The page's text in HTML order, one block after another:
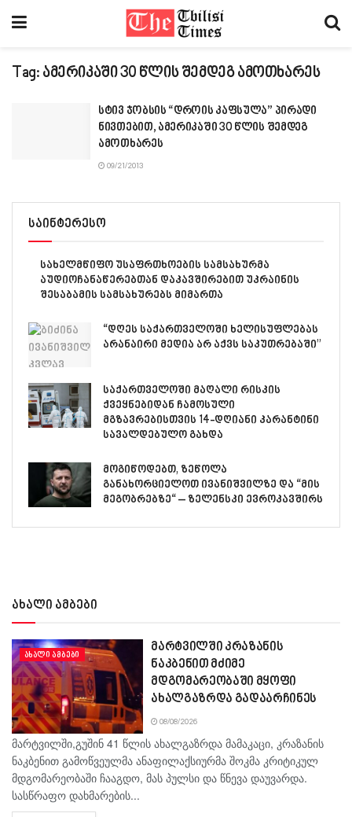
Tag: ამერიკაში 30 წლის შემდეგ ამოთხარეს
სტივ ჯობსის “დროის კაფსულა” პირადი
ნივთებით, ამერიკაში 30 წლის შემდეგ
ამოთხარეს
09/21/2013
საინტერესო
სახელმწიფო უსაფრთხოების სამსახურმა
აუდიოჩანაწერებთან დაკავშირებით უკრაინის
შესაბამის სამსახურებს მიმართა
“დღეს საქართველოში ხელისუფლებას
არანაირი მედია არ აქვს საკუთრებაში”
საქართველოში მაღალი რისკის
ქვეყნებიდან ჩამოსული
მგზავრებისთვის 14-დღიანი კარანტინი
სავალდებულო გახდა
მოგიწოდებთ, ზეწოლა
განახორციელოთ ივანიშვილზე და “მის
მეგობრებზე“ – ზელენსკი ევროკავშირს
ახალი ამბები
ᲐᲮᲐᲚᲘ ᲐᲛᲑᲔᲑᲘ
მარტვილში კრაზანის
ნაკბენით მძიმე
მდგომარეობაში მყოფი
ახალგაზრდა გადაარჩინეს
08/08/2026
მარტვილში,გუშინ 41 წლის ახალგაზრდა მამაკაცი, კრაზანის
ნაკბენით გამოწვეულმა ანაფილაქსიურმა შოკმა კრიტიკულ
მდგომარეობაში ჩააგდო, მას პულსი და წნევა დაუვარდა.
სასწრაფო დახმარების...